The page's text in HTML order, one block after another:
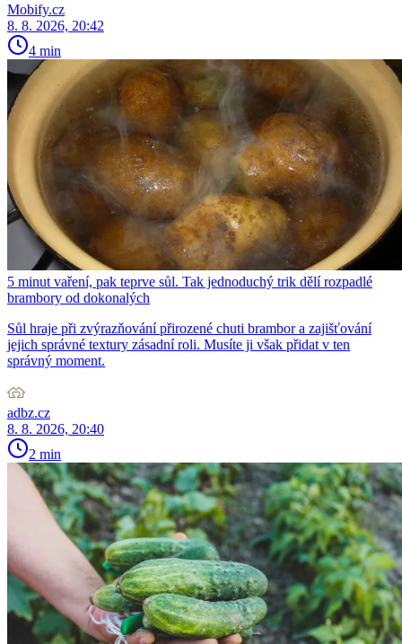
Mobify.cz
8. 8. 2026, 20:42
4 min
5 minut vaření, pak teprve sůl. Tak jednoduchý trik dělí rozpadlé
brambory od dokonalých
Sůl hraje při zvýrazňování přirozené chuti brambor a zajišťování
jejich správné textury zásadní roli. Musíte ji však přidat v ten
správný moment.
adbz.cz
8. 8. 2026, 20:40
2 min